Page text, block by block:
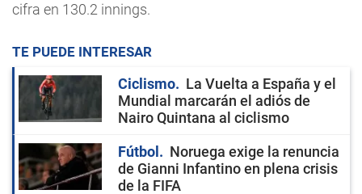
cifra en 130.2 innings.
TE PUEDE INTERESAR
Ciclismo
La Vuelta a España y el
Mundial marcarán el adiós de
Nairo Quintana al ciclismo
Fútbol
Noruega exige la renuncia
de Gianni Infantino en plena crisis
de la FIFA